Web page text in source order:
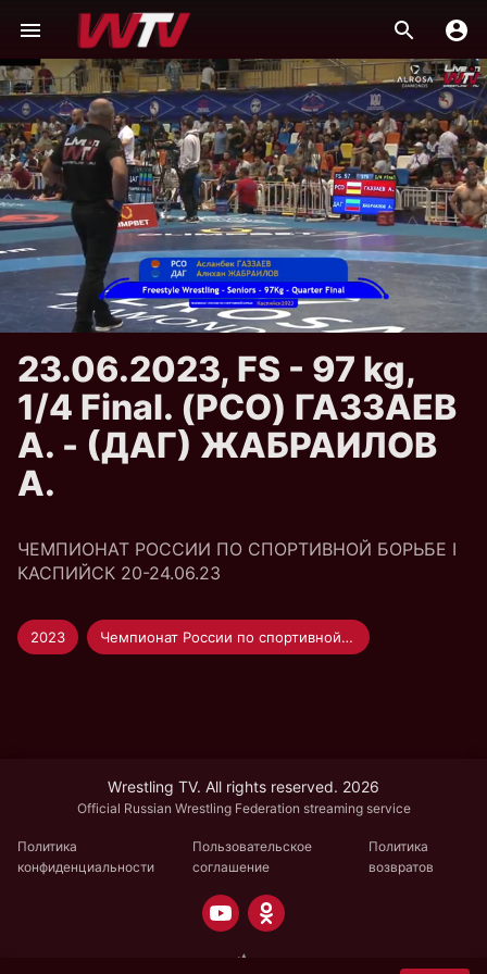
23.06.2023, FS - 97 kg,
1/4 Final. (РСО) ГАЗЗАЕВ
А. - (ДАГ) ЖАБРАИЛОВ
А.
ЧЕМПИОНАТ РОССИИ ПО СПОРТИВНОЙ БОРЬБЕ I
КАСПИЙСК 20-24.06.23
2023 Чемпионат России по спортивной борьбе
Wrestling TV. All rights reserved. 2026
Official Russian Wrestling Federation streaming service
Политика
конфиденциальности
Пользовательское
соглашение
Политика
возвратов